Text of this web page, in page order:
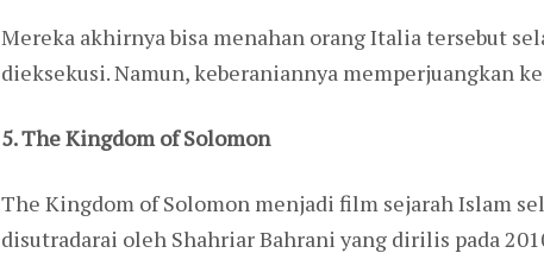
Mereka akhirnya bisa menahan orang Italia tersebut
dieksekusi. Namun, keberaniannya memperjuangkan
5. The Kingdom of Solomon
The Kingdom of Solomon menjadi film sejarah Islam
disutradarai oleh Shahriar Bahrani yang dirilis pada